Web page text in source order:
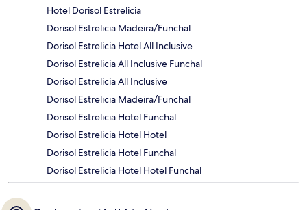
Hotel Dorisol Estrelicia
Dorisol Estrelicia Madeira/Funchal
Dorisol Estrelicia Hotel All Inclusive
Dorisol Estrelicia All Inclusive Funchal
Dorisol Estrelicia All Inclusive
Dorisol Estrelicia Madeira/Funchal
Dorisol Estrelicia Hotel Funchal
Dorisol Estrelicia Hotel Hotel
Dorisol Estrelicia Hotel Funchal
Dorisol Estrelicia Hotel Hotel Funchal